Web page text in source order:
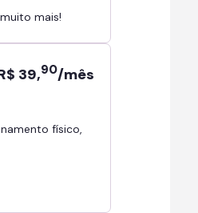
mais!
39,90/mês
físico,